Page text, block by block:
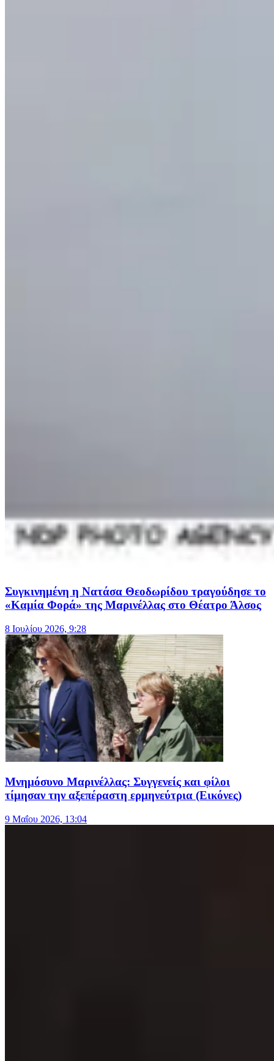
Συγκινημένη η Νατάσα Θεοδωρίδου τραγούδησε το
«Καμία Φορά» της Μαρινέλλας στο Θέατρο Άλσος
8 Ιουλίου 2026, 9:28
Μνημόσυνο Μαρινέλλας: Συγγενείς και φίλοι
τίμησαν την αξεπέραστη ερμηνεύτρια (Εικόνες)
9 Μαΐου 2026, 13:04